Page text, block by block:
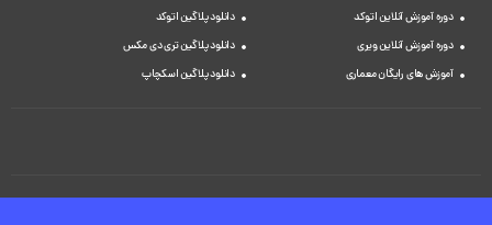
دوره آموزش آنلاین اتوکد
دوره آموزش آنلاین ویری
آموزش های رایگان معماری
دانلود پلاگین اتوکد
دانلود پلاگین تری دی مکس
دانلود پلاگین اسکچاپ